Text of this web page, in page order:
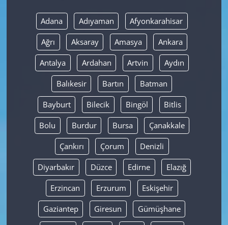
Adana Adıyaman Afyonkarahisar
Ağrı Aksaray Amasya Ankara
Antalya Ardahan Artvin Aydın
Balıkesir Bartın Batman
Bayburt Bilecik Bingöl Bitlis
Bolu Burdur Bursa Çanakkale
Çankırı Çorum Denizli
Diyarbakır Düzce Edirne Elazığ
Erzincan Erzurum Eskişehir
Gaziantep Giresun Gümüşhane